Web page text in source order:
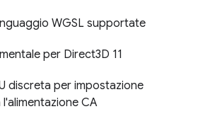
WGSL supportate
per Direct3D 11
discreta per impostazione
CA